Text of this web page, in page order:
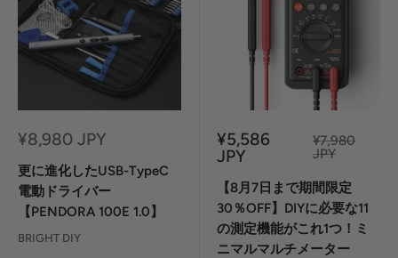
セ
ル
価
格
¥8,980 JPY
更に進化したUSB-TypeC
電動ドライバー
【PENDORA 100E 1.0】
BRIGHT DIY
セ
ー
価
格
¥5,586
JPY
定
価
¥7,980
JPY
【8月7日まで期間限定
30％OFF】DIYに必要な11
の測定機能がこれ1つ！ミ
ニマルマルチメーター